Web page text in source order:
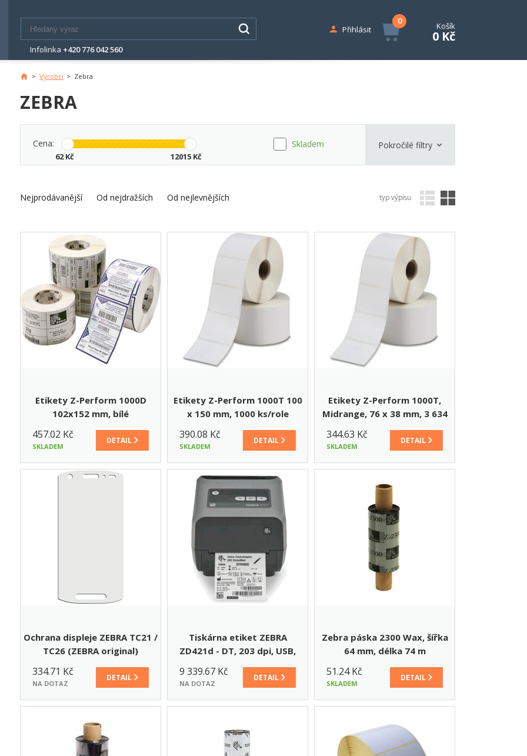
0 Košík
0 Kč
Přihlásit
Infolinka +420 776 042 560
> Výrobci > Zebra
ZEBRA
Cena:
62Kč 12015 Kč
Skladem Pokročilé filtry
Nejprodávanější Od nejdražších Od nejlevnějších typ výpisu
Etikety Z-Perform 1000D
102x152 mm, bílé
457.02 Kč
SKLADEM
DETAIL
Etikety Z-Perform 1000T 100
x 150 mm, 1000 ks/role
390.08 Kč
SKLADEM
DETAIL
Etikety Z-Perform 1000T,
Midrange, 76 x 38 mm, 3 634
etiket/role
344.63 Kč
SKLADEM
DETAIL
Ochrana displeje ZEBRA TC21 /
TC26 (ZEBRA original)
334.71 Kč
NA DOTAZ
DETAIL
Tiskárna etiket ZEBRA
ZD421d - DT, 203 dpi, USB,
LAN, BT
9 339.67 Kč
NA DOTAZ
DETAIL
Zebra páska 2300 Wax, šířka
64 mm, délka 74 m
51.24 Kč
SKLADEM
DETAIL